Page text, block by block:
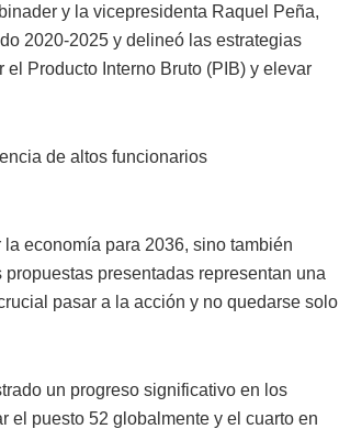
y la vicepresidenta Raquel Peña,
2020-2025 y delineó las estrategias
Producto Interno Bruto (PIB) y elevar
de altos funcionarios
economía para 2036, sino también
presentadas representan una
pasar a la acción y no quedarse solo
un progreso significativo en los
el puesto 52 globalmente y el cuarto en